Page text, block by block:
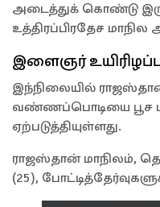
அடைத்துக் கொண்டு
உத்திரப்பிரதேச
இளைஞர்
இந்நிலையில்
வண்ணப்பொடியை பூச
ஏற்படுத்தியுள்ளது.
ராஜஸ்தான் மாநிலம்,
(25),